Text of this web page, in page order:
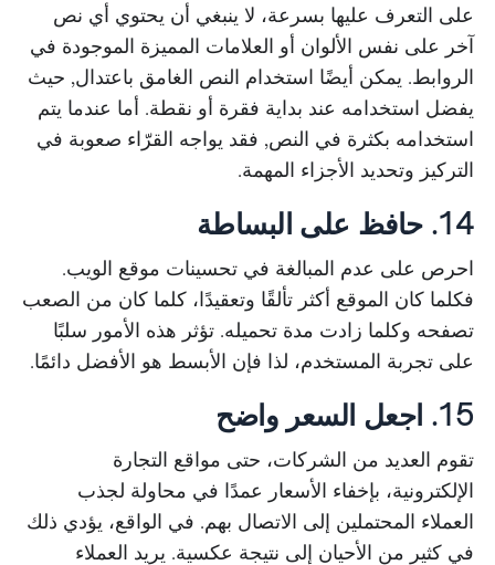
على التعرف عليها بسرعة، لا ينبغي أن يحتوي أي نص
آخر على نفس الألوان أو العلامات المميزة الموجودة في
الروابط. يمكن أيضًا استخدام النص الغامق باعتدال, حيث
يفضل استخدامه عند بداية فقرة أو نقطة. أما عندما يتم
استخدامه بكثرة في النص, فقد يواجه القرّاء صعوبة في
التركيز وتحديد الأجزاء المهمة.
14. حافظ على البساطة
احرص على عدم المبالغة في تحسينات موقع الويب.
فكلما كان الموقع أكثر تألقًا وتعقيدًا، كلما كان من الصعب
تصفحه وكلما زادت مدة تحميله. تؤثر هذه الأمور سلبًا
على تجربة المستخدم، لذا فإن الأبسط هو الأفضل دائمًا.
15. اجعل السعر واضح
تقوم العديد من الشركات، حتى مواقع التجارة
الإلكترونية، بإخفاء الأسعار عمدًا في محاولة لجذب
العملاء المحتملين إلى الاتصال بهم. في الواقع، يؤدي ذلك
في كثير من الأحيان إلى نتيجة عكسية. يريد العملاء